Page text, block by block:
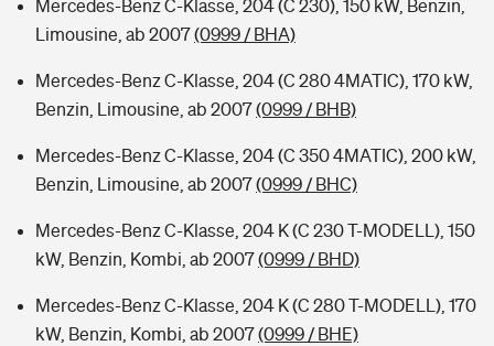
Mercedes-Benz C-Klasse, 204 (C 230), 150 kW, Benzin,
Limousine, ab 2007(0999 / BHA)
Mercedes-Benz C-Klasse, 204 (C 280 4MATIC), 170 kW,
Benzin, Limousine, ab 2007(0999 / BHB)
Mercedes-Benz C-Klasse, 204 (C 350 4MATIC), 200 kW,
Benzin, Limousine, ab 2007(0999 / BHC)
Mercedes-Benz C-Klasse, 204 K (C 230 T-MODELL), 150
kW, Benzin, Kombi, ab 2007(0999 / BHD)
Mercedes-Benz C-Klasse, 204 K (C 280 T-MODELL), 170
kW, Benzin, Kombi, ab 2007(0999 / BHE)